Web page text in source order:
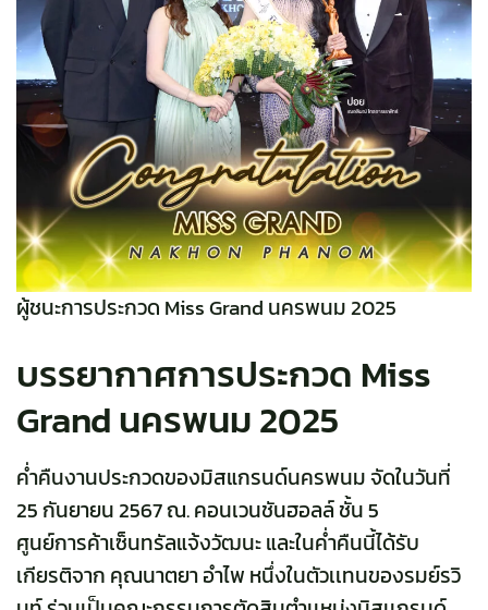
ผู้ชนะการประกวด Miss Grand นครพนม 2025
บรรยากาศการประกวด Miss
Grand นครพนม 2025
ค่ำคืนงานประกวดของมิสแกรนด์นครพนมจัดในวันที่
25 กันยายน 2567 ณ. คอนเวนชันฮอลล์ ชั้น 5
ศูนย์การค้าเซ็นทรัลแจ้งวัฒนะ และในค่ำคืนนี้ได้รับ
เกียรติจาก คุณนาตยา อำไพ หนึ่งในตัวเเทนของรมย์รวิ